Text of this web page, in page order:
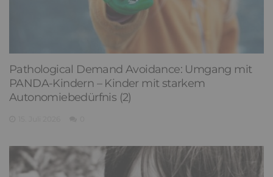
Pathological Demand Avoidance: Umgang mit
PANDA-Kindern – Kinder mit starkem
Autonomiebedürfnis (2)